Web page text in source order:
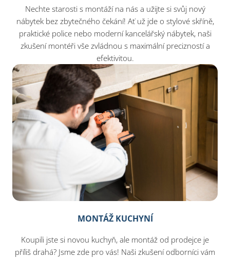
Nechte starosti s montáží na nás a užijte si svůj nový
nábytek bez zbytečného čekání! Ať už jde o stylové skříně,
praktické police nebo moderní kancelářský nábytek, naši
zkušení montéři vše zvládnou s maximální precizností a
efektivitou.
MONTÁŽ KUCHYNÍ
Koupili jste si novou kuchyň, ale montáž od prodejce je
příliš drahá? Jsme zde pro vás! Naši zkušení odborníci vám